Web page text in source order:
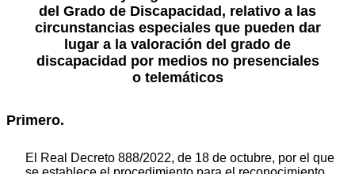
del Grado de Discapacidad, relativo a las
circunstancias especiales que pueden dar
lugar a la valoración del grado de
discapacidad por medios no presenciales
o telemáticos
Primero.
El Real Decreto 888/2022, de 18 de octubre, por el que